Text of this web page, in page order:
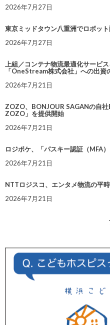
2026年7月27日
東京ミッドタウン八重洲でロボッ
2026年7月27日
上組／コンテナ物流最適化サービ
「OneStream株式会社」への出資
2026年7月21日
ZOZO、BONJOUR SAGANの自
ZOZO」を提供開始
2026年7月21日
ロジポケ、「パスキー認証（MFA
2026年7月21日
NTTロジスコ、エンタメ物流の平
2026年7月21日